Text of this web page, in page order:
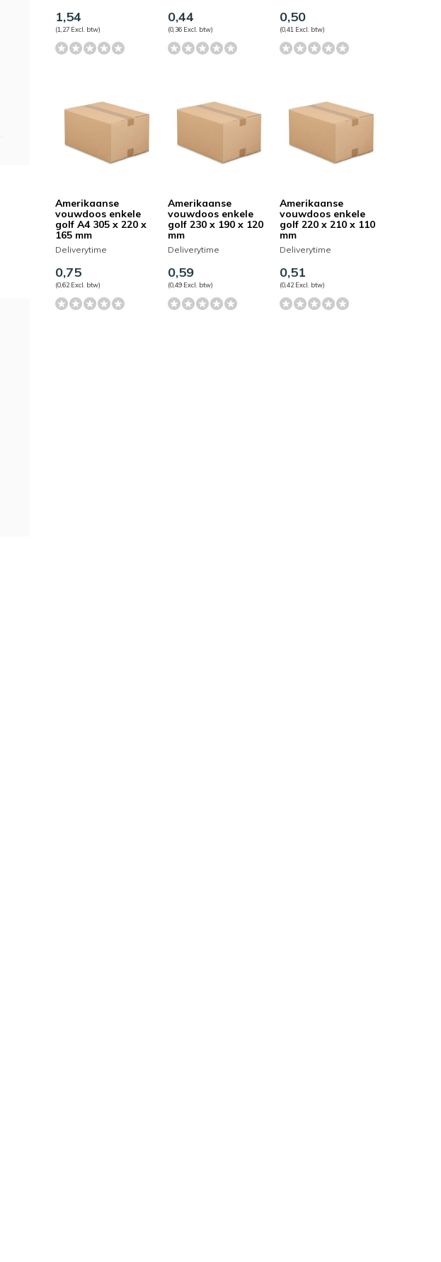
1,54
(1,27 Excl. btw)
0,44
(0,36 Excl. btw)
0,50
(0,41 Excl. btw)
Amerikaanse
vouwdoos enkele
golf A4 305 x 220 x
165 mm
Deliverytime
0,75
(0,62 Excl. btw)
Amerikaanse
vouwdoos enkele
golf 230 x 190 x 120
mm
Deliverytime
0,59
(0,49 Excl. btw)
Amerikaanse
vouwdoos enkele
golf 220 x 210 x 110
mm
Deliverytime
0,51
(0,42 Excl. btw)